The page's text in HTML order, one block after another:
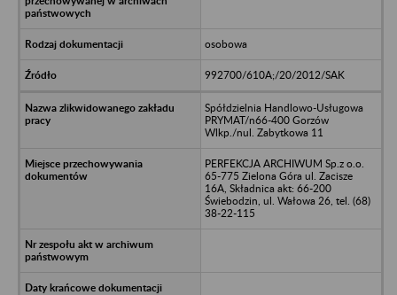
osobowa
992700/610A;/20/2012/SAK
Spółdzielnia Handlowo-Usługowa
PRYMAT/n66-400 Gorzów
Wlkp./nul. Zabytkowa 11
PERFEKCJA ARCHIWUM Sp.z o.o.
65-775 Zielona Góra ul. Zacisze
16A, Składnica akt: 66-200
Świebodzin, ul. Wałowa 26, tel. (68)
38-22-115